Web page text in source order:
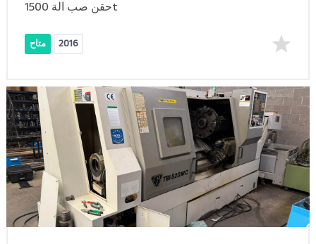
حقن صب آلة 1500t
متاح 2016